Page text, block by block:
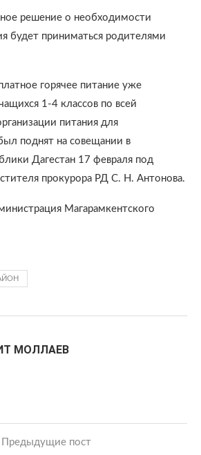
решение о необходимости
будет приниматься родителями
горячее питание уже
1-4 классов по всей
питания для
поднят на совещании в
Дагестан 17 февраля под
прокурора РД С. Н. Антонова.
Магарамкентского
МОЛЛАЕВ
Предыдущие пост